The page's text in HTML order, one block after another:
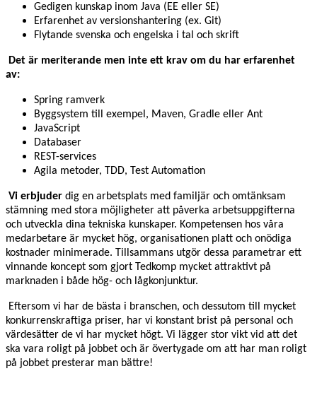
Gedigen kunskap inom Java (EE eller SE)
Erfarenhet av versionshantering (ex. Git)
Flytande svenska och engelska i tal och skrift
Det är meriterande men inte ett krav om du har erfarenhet
av:
Spring ramverk
Byggsystem till exempel, Maven, Gradle eller Ant
JavaScript
Databaser
REST-services
Agila metoder, TDD, Test Automation
Vi erbjuder dig en arbetsplats med familjär och omtänksam
stämning med stora möjligheter att påverka arbetsuppgifterna
och utveckla dina tekniska kunskaper. Kompetensen hos våra
medarbetare är mycket hög, organisationen platt och onödiga
kostnader minimerade. Tillsammans utgör dessa parametrar ett
vinnande koncept som gjort Tedkomp mycket attraktivt på
marknaden i både hög- och lågkonjunktur.
Eftersom vi har de bästa i branschen, och dessutom till mycket
konkurrenskraftiga priser, har vi konstant brist på personal och
värdesätter de vi har mycket högt. Vi lägger stor vikt vid att det
ska vara roligt på jobbet och är övertygade om att har man roligt
på jobbet presterar man bättre!